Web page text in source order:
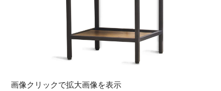
画像クリックで拡大画像を表示